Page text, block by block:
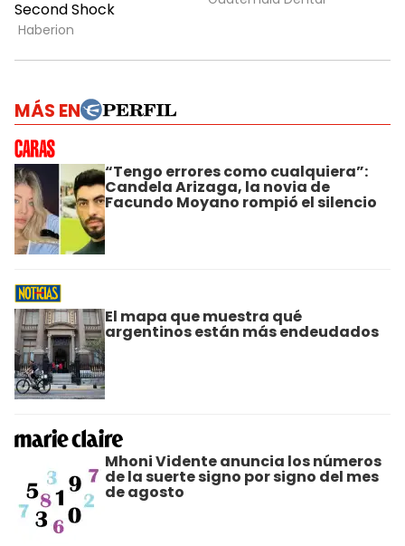
MÁS EN
“Tengo errores como cualquiera”:
Candela Arizaga, la novia de
Facundo Moyano rompió el silencio
El mapa que muestra qué
argentinos están más endeudados
Mhoni Vidente anuncia los números
de la suerte signo por signo del mes
de agosto